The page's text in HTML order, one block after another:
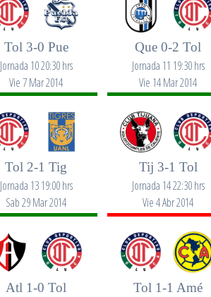
Tol 3-0 Pue
Jornada 10 20:30 hrs
Vie 7 Mar 2014
Que 0-2 Tol
Jornada 11 19:30 hrs
Vie 14 Mar 2014
Tol 2-1 Tig
Jornada 13 19:00 hrs
Sab 29 Mar 2014
Tij 3-1 Tol
Jornada 14 22:30 hrs
Vie 4 Abr 2014
Atl 1-0 Tol Tol 1-1 Amé